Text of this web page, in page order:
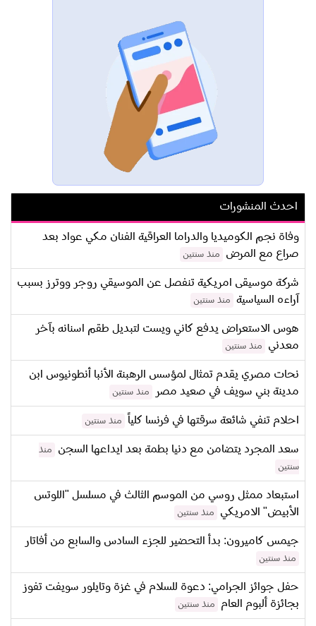
احدث المنشورات
وفاة نجم الكوميديا والدراما العراقية الفنان مكي عواد بعد
صراع مع المرض
منذ سنتين
شركة موسيقى امريكية تنفصل عن الموسيقي روجر ووترز بسبب
آراءه السياسية
منذ سنتين
هوس الاستعراض يدفع كاني ويست لتبديل طقم اسنانه بآخر
معدني
منذ سنتين
نحات مصري يقدم تمثال لمؤسس الرهبنة الأنبا أنطونيوس ابن
مدينة بني سويف في صعيد مصر
منذ سنتين
احلام تنفي شائعة سرقتها في فرنسا كلياً منذ سنتين
سعد المجرد يتضامن مع دنيا بطمة بعد ايداعها السجن
منذ
سنتين
استبعاد ممثل روسي من الموسم الثالث في مسلسل "اللوتس
الأبيض" الامريكي
منذ سنتين
جيمس كاميرون: بدأ التحضير للجزء السادس والسابع من أفاتار
منذ سنتين
حفل جوائز الجرامي: دعوة للسلام في غزة وتايلور سويفت تفوز
بجائزة ألبوم العام
منذ سنتين